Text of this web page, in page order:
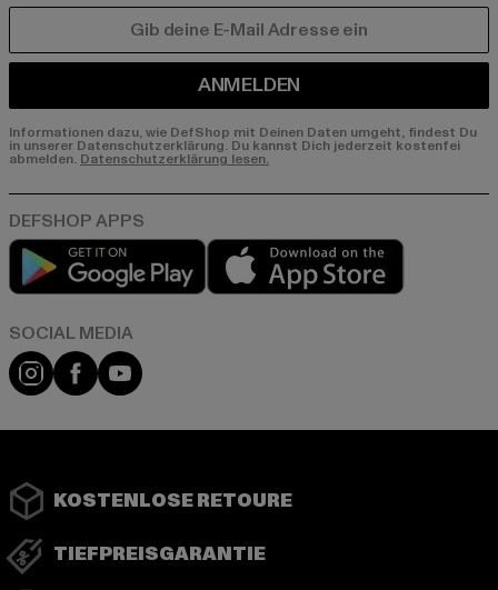
ANMELDEN
Informationen dazu, wie DefShop mit Deinen Daten umgeht, findest Du
in unserer Datenschutzerklärung. Du kannst Dich jederzeit kostenfei
abmelden. Datenschutzerklärung lesen.
Play market
Instagram
FacebookYouTube
KOSTENLOSE RETOURE
TIEFPREISGARANTIE